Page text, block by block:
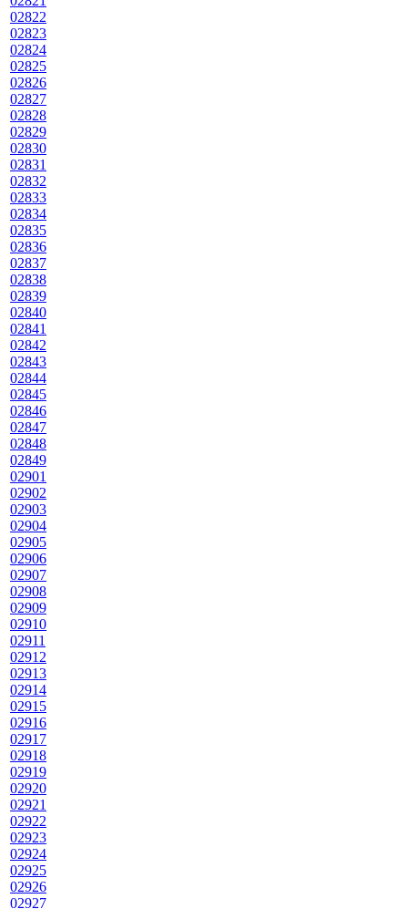
02822
02823
02824
02825
02826
02827
02828
02829
02830
02831
02832
02833
02834
02835
02836
02837
02838
02839
02840
02841
02842
02843
02844
02845
02846
02847
02848
02849
02901
02902
02903
02904
02905
02906
02907
02908
02909
02910
02911
02912
02913
02914
02915
02916
02917
02918
02919
02920
02921
02922
02923
02924
02925
02926
02927